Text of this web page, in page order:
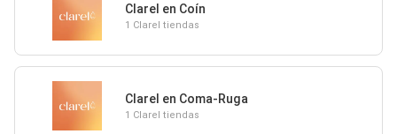
Clarel en Coín
1 Clarel tiendas
Clarel en Coma-Ruga
1 Clarel tiendas